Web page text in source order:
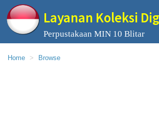
Layanan Koleksi
Perpustakaan MIN 10 Blitar
Home Browse